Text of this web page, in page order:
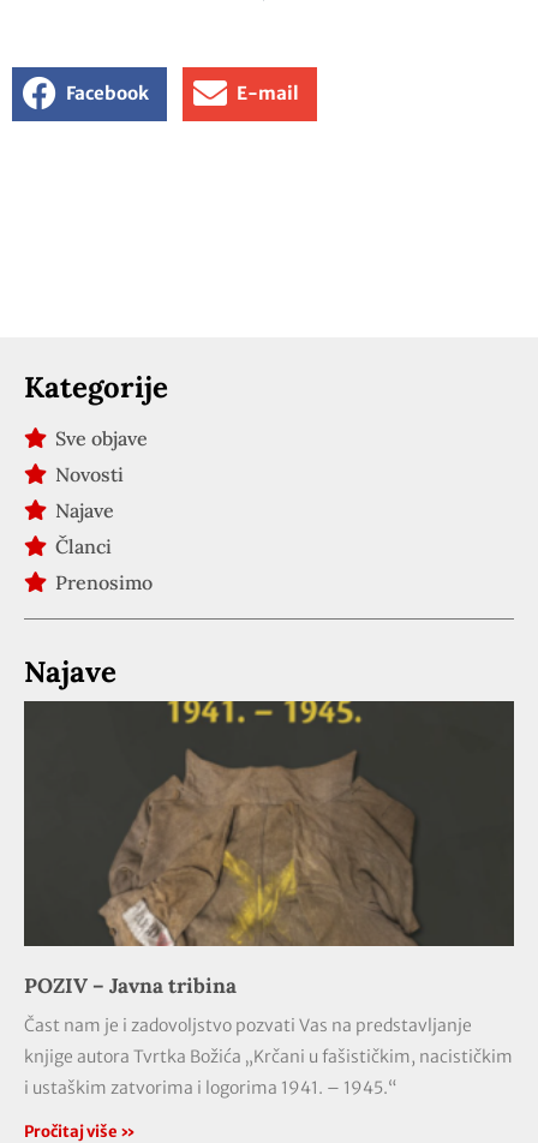
Facebook E-mail
Kategorije
Sve objave
Novosti
Najave
Članci
Prenosimo
Najave
POZIV – Javna tribina
Čast nam je i zadovoljstvo pozvati Vas na predstavljanje
knjige autora Tvrtka Božića „Krčani u fašističkim, nacističkim
i ustaškim zatvorima i logorima 1941. – 1945.“
Pročitaj više »